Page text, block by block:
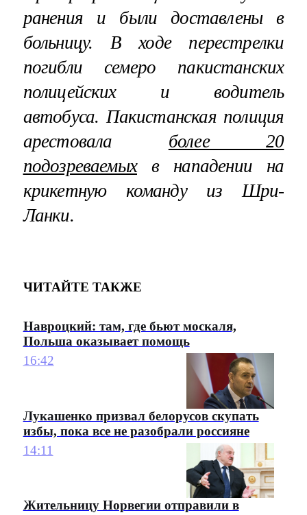
ранения и были доставлены в
больницу. В ходе перестрелки
погибли семеро пакистанских
полицейских и водитель
автобуса. Пакистанская полиция
арестовала более 20
подозреваемыхв нападении на
крикетную команду из Шри-
Ланки.
ЧИТАЙТЕ ТАКЖЕ
Навроцкий: там, где бьют москаля,
Польша оказывает помощь
16:42
Лукашенко призвал белорусов скупать
избы, пока все не разобрали россияне
14:11
Жительницу Норвегии отправили в